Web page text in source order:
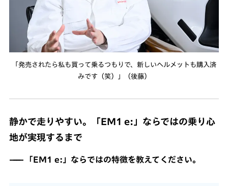
「発売されたら私も買って乗るつもりで、新しいヘルメットも購入済
みです（笑）」（後藤）
静かで走りやすい。「EM1 e:」ならではの乗り心
地が実現するまで
「EM1 e:」ならではの特徴を教えてください。